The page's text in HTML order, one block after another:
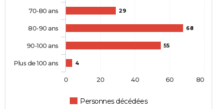
29
68
55
4
Personnes décédées
70-80 ans
80-90 ans
90-100 ans
Plus de 100 ans
0 20 40 60 80